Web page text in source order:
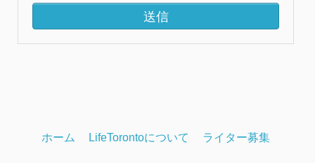
ホーム LifeTorontoについて ライター募集